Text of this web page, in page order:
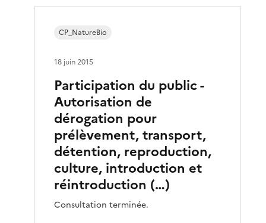
Participation du public -
Autorisation de
dérogation pour
prélèvement, transport,
détention, reproduction,
culture, introduction et
réintroduction (…)
Consultation terminée.
CP_NatureBio
18 juin 2015